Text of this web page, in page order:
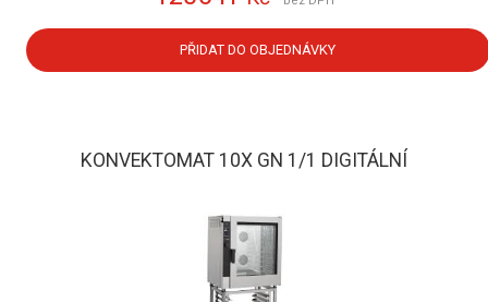
PŘIDAT DO OBJEDNÁVKY
KONVEKTOMAT 10X GN 1/1 DIGITÁLNÍ